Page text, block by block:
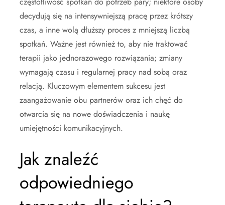
decydują się na intensywniejszą pracę przez krótszy
czas, a inne wolą dłuższy proces z mniejszą liczbą
spotkań. Ważne jest również to, aby nie traktować
terapii jako jednorazowego rozwiązania; zmiany
wymagają czasu i regularnej pracy nad sobą oraz
relacją. Kluczowym elementem sukcesu jest
zaangażowanie obu partnerów oraz ich chęć do
otwarcia się na nowe doświadczenia i naukę
umiejętności komunikacyjnych.
Jak znaleźć
odpowiedniego